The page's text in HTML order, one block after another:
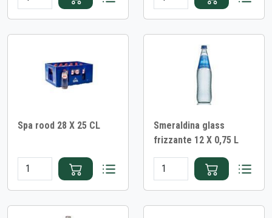
Spa rood 28 X 25 CL
Smeraldina glass
frizzante 12 X 0,75 L